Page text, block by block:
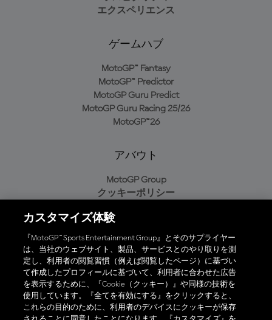
エクスペリエンス
ゲームハブ
MotoGP™ Fantasy
MotoGP™ Predictor
MotoGP Guru Predict
MotoGP Guru Racing 25/26
MotoGP™26
アバウト
MotoGP Group
クッキーポリシー
プライバシーポリシー
購入ポリシー
オフィシャルアプリ
カスタマイズ体験
『MotoGP™ Sports Entertainment Group』とそのサプライヤー
は、当社のウェブサイト、製品、サービスとのやり取りを測
定し、利用者の閲覧習慣（例えば閲覧したページ）に基づい
て作成したプロフィールに基づいて、利用者に合わせた広告
を表示するために、『Cookie（クッキー）』や同様の技術を
使用しています。『全てを有効にする』をクリックすると、
これらの目的のために、利用者のデバイスにクッキーが保存